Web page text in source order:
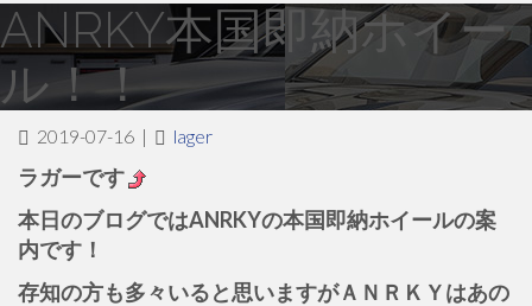
ANRKY本国即納ホイー
ル！！
2019-07-16 | lager
ラガーです
本日のブログではANRKYの本国即納ホイールの案
内です！
存知の方も多々いると思いますがＡＮＲＫＹはあの